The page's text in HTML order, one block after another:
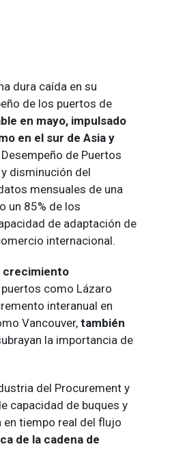
dura caída en su
de los puertos de
en mayo, impulsado
en el sur de Asia y
de Puertos
disminución del
mensuales de una
un 85% de los
de adaptación de
internacional.
crecimiento
puertos como Lázaro
interanual en
Vancouver,también
la importancia de
del Procurement y
capacidad de buques y
en tiempo real del flujo
de la cadena de